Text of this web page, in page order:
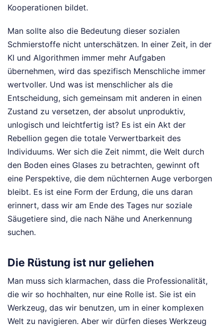
Kooperationen bildet.
Man sollte also die Bedeutung dieser sozialen
Schmierstoffe nicht unterschätzen. In einer Zeit, in der
KI und Algorithmen immer mehr Aufgaben
übernehmen, wird das spezifisch Menschliche immer
wertvoller. Und was ist menschlicher als die
Entscheidung, sich gemeinsam mit anderen in einen
Zustand zu versetzen, der absolut unproduktiv,
unlogisch und leichtfertig ist? Es ist ein Akt der
Rebellion gegen die totale Verwertbarkeit des
Individuums. Wer sich die Zeit nimmt, die Welt durch
den Boden eines Glases zu betrachten, gewinnt oft
eine Perspektive, die dem nüchternen Auge verborgen
bleibt. Es ist eine Form der Erdung, die uns daran
erinnert, dass wir am Ende des Tages nur soziale
Säugetiere sind, die nach Nähe und Anerkennung
suchen.
Die Rüstung ist nur geliehen
Man muss sich klarmachen, dass die Professionalität,
die wir so hochhalten, nur eine Rolle ist. Sie ist ein
Werkzeug, das wir benutzen, um in einer komplexen
Welt zu navigieren. Aber wir dürfen dieses Werkzeug